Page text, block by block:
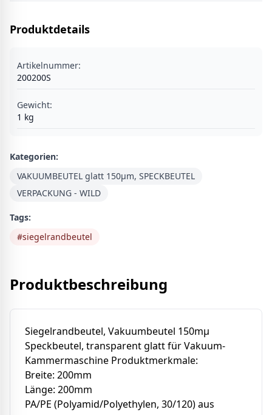
Produktdetails
Artikelnummer:
200200S
Gewicht:
1 kg
Kategorien:
VAKUUMBEUTEL glatt 150µm, SPECKBEUTEL
VERPACKUNG - WILD
Tags:
#siegelrandbeutel
Produktbeschreibung
Siegelrandbeutel, Vakuumbeutel 150mµ
Speckbeutel, transparent glatt für Vakuum-
Kammermaschine Produktmerkmale:
Breite: 200mm
Länge: 200mm
PA/PE (Polyamid/Polyethylen, 30/120) aus